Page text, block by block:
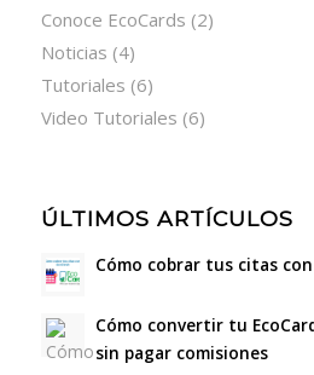
Conoce EcoCards (2)
Noticias (4)
Tutoriales (6)
Video Tutoriales (6)
ÚLTIMOS ARTÍCULOS
Cómo cobrar tus citas con
Cómo convertir tu
sin pagar comisiones